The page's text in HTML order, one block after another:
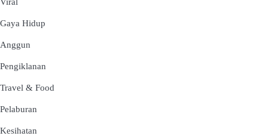
Gaya Hidup
Anggun
Pengiklanan
Travel & Food
Pelaburan
Kesihatan